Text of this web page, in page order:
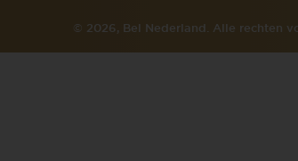
© 2026, Bel Nederland. Alle rechten